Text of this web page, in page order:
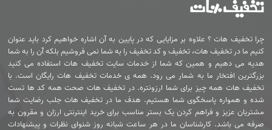
چرا تخفیف هات ؟ علاوه بر مزایایی که در پایین به آن اشاره خواهیم کرد باید عنوان
کنیم ما در تخفیف هات، تخفیف و کد تخفیف را به شما نمی فروشیم بلکه آن را به شما
هدیه می دهیم و همین که شما از خدمات سایت تخفیف هات استفاده می کنید
بزرگترین افتخار ما به شمار می رود. همه ی خدمات تخفیف هات رایگان است. با
تخفیف هات همه چیز برای شما ارزونتره. در تخفیف هات صحت همه کد ها تست
شده و همواره پاسخگوی شما هستیم. هدف ما در تخفیف هات جلب رضایت شما
مشتریان عزیز و فراهم کردن یک بستر مناسب برای خرید اینترنتی ارزان و مقرون به
صرفه می باشد. کارشناسان ما در هر ساعت شبانه روز شنوای نظرات و پیشنهادات